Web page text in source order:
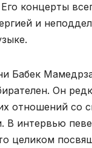
концерты
и
Бабек
Он
отношений со
В интервью
целиком